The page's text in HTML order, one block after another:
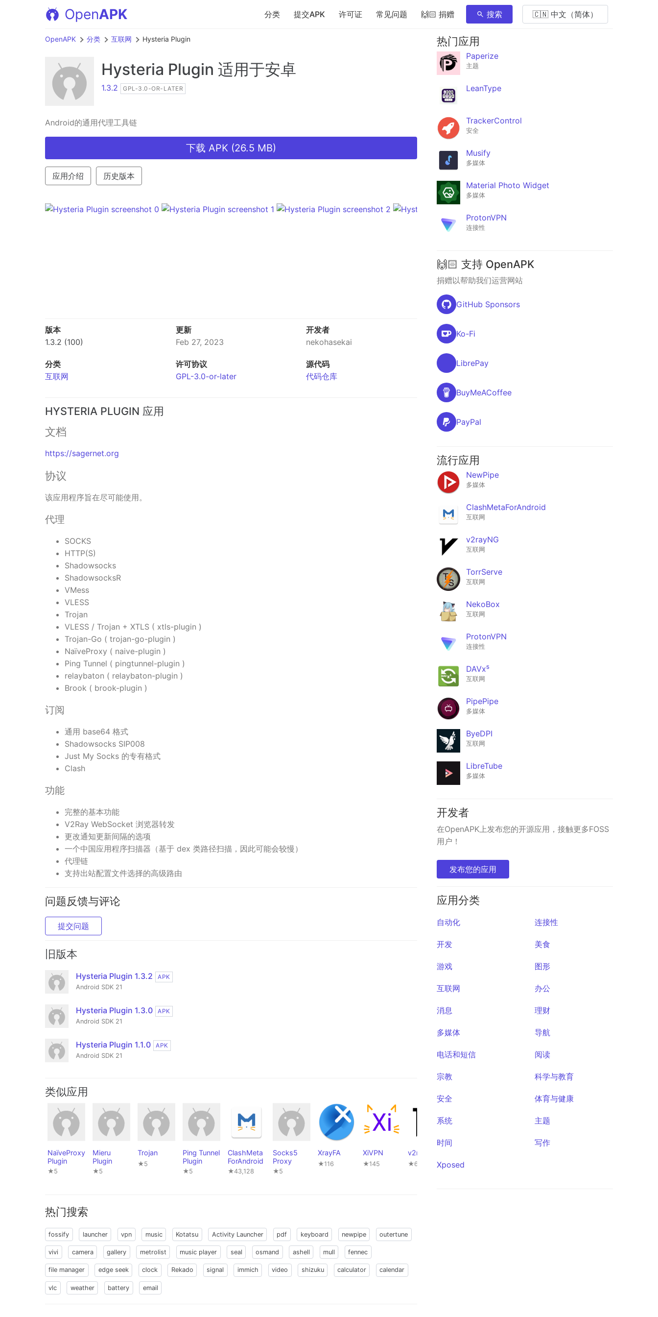
OpenAPK 分类 提交APK 许可证 常见问题 🙌🏻 捐赠 搜索 🇨🇳 中文（简体）
OpenAPK 分类 互联网 Hysteria Plugin
Hysteria Plugin 适用于安卓
1.3.2 GPL-3.0-OR-LATER
Android的通用代理工具链
下载 APK (26.5 MB)
应用介绍 历史版本
版本
1.3.2 (100)
更新
Feb 27, 2023
开发者
nekohasekai
分类
互联网
许可协议
GPL-3.0-or-later
源代码
代码仓库
HYSTERIA PLUGIN 应用
文档
https://sagernet.org
协议
该应用程序旨在尽可能使用。
代理
SOCKS
HTTP(S)
Shadowsocks
ShadowsocksR
VMess
VLESS
Trojan
VLESS / Trojan + XTLS ( xtls-plugin )
Trojan-Go ( trojan-go-plugin )
NaïveProxy ( naive-plugin )
Ping Tunnel ( pingtunnel-plugin )
relaybaton ( relaybaton-plugin )
Brook ( brook-plugin )
订阅
通用 base64 格式
Shadowsocks SIP008
Just My Socks 的专有格式
Clash
功能
完整的基本功能
V2Ray WebSocket 浏览器转发
更改通知更新间隔的选项
一个中国应用程序扫描器（基于 dex 类路径扫描，因此可能会较慢）
代理链
支持出站配置文件选择的高级路由
问题反馈与评论
提交问题
旧版本
Hysteria Plugin 1.3.2
APK
Android SDK 21
Hysteria Plugin 1.3.0
APK
Android SDK 21
Hysteria Plugin 1.1.0
APK
Android SDK 21
类似应用
NaïveProxy
Plugin
★5
Mieru
Plugin
★5
Trojan
★5
Ping Tunnel
Plugin
★5
ClashMeta
ForAndroid
★43,128
Socks5
Proxy
★5
XrayFA
★116
XiVPN
★145
v2rayNG
★60,424 ★2,218
热门搜索
fossify launcher vpn music Kotatsu Activity Launcher pdf keyboard newpipe outertune
vivi camera gallery metrolist music player seal osmand ashell mull fennec
file manager edge seek clock Rekado signal immich video shizuku calculator calendar
vlc weather battery email
热门应用
Paperize
主题
LeanType
TrackerControl
安全
Musify
多媒体
Material Photo Widget
多媒体
ProtonVPN
连接性
🙌🏻 支持 OpenAPK
捐赠以帮助我们运营网站
GitHub Sponsors
Ko-Fi
LibrePay
BuyMeACoffee
PayPal
流行应用
NewPipe
多媒体
ClashMetaForAndroid
互联网
v2rayNG
互联网
TorrServe
互联网
NekoBox
互联网
ProtonVPN
连接性
DAVx⁵
互联网
PipePipe
多媒体
ByeDPI
互联网
LibreTube
多媒体
开发者
在OpenAPK上发布您的开源应用，接触更多FOSS
用户！
发布您的应用
应用分类
自动化 连接性
开发 美食
游戏 图形
互联网 办公
消息 理财
多媒体 导航
电话和短信 阅读
宗教 科学与教育
安全 体育与健康
系统 主题
时间 写作
Xposed